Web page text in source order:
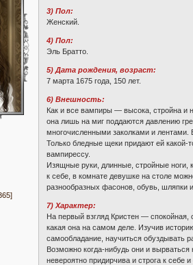
3) Пол:
Женский.
4) Пол:
Эль Братто.
5) Дата рождения, возраст:
7 марта 1675 года, 150 лет.
6) Внешность:
Как и все вампиры — высока, стройна и
она лишь на миг поддаются давлению
многочисленными заколками и
Только бледные щеки придают ей
вампирессу.
Изящные руки, длинные, стройные ноги,
к себе, в комнате девушке на столе
разнообразных фасонов, обувь, шляпки
7) Характер:
На первый взгляд Кристен — спокойная,
какая она на самом деле. Изучив
самообладание, научиться обуздывать
Возможно когда-нибудь они и вырваться
невероятно придирчива и строга к